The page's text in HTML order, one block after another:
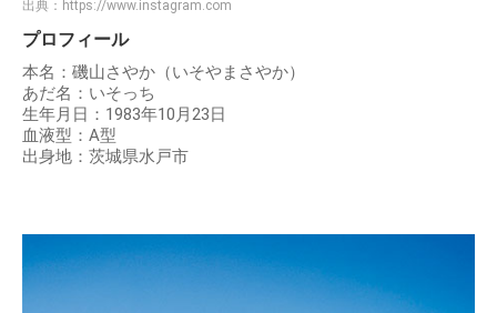
出典： https://www.instagram.com
プロフィール
本名：磯山さやか（いそやまさやか）
あだ名：いそっち
生年月日：1983年10月23日
血液型：A型
出身地：茨城県水戸市